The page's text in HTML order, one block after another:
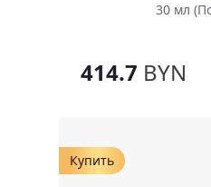
30 мл
414.7 BYN
Купить